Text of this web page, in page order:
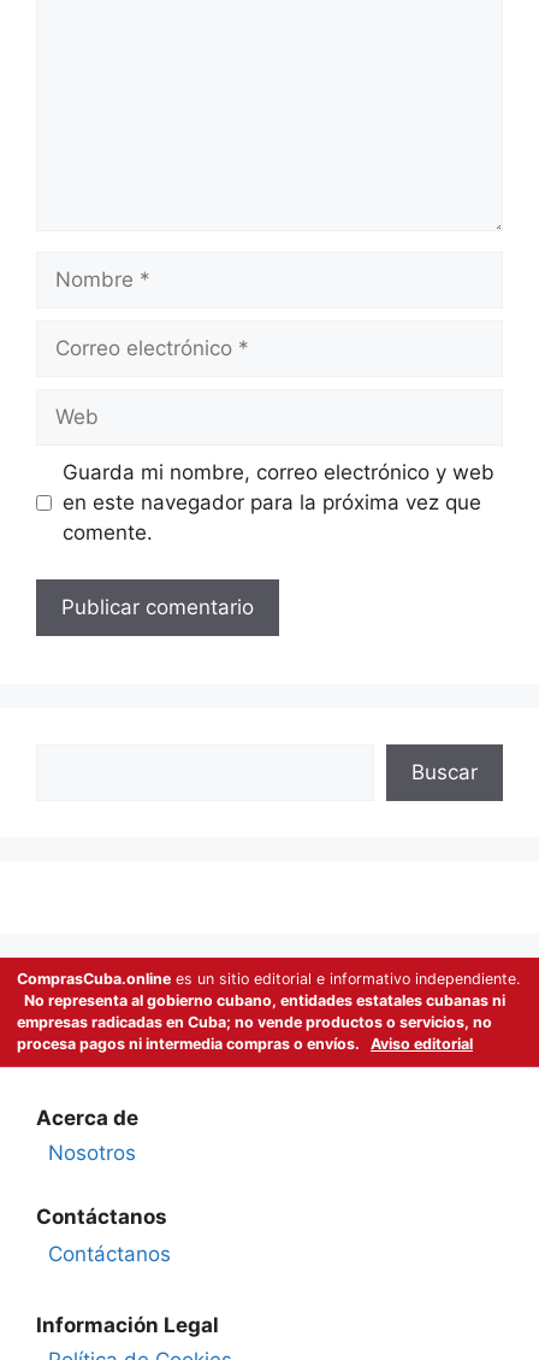
Nombre
Correo
Web
Guarda mi nombre, correo electrónico y web
en este navegador para la próxima vez que
comente.
Buscar
ComprasCuba.online es un sitio editorial e informativo independiente.
No representa al gobierno cubano, entidades estatales cubanas ni
empresas radicadas en Cuba; no vende productos o servicios, no
procesa pagos ni intermedia compras o envíos.
Aviso editorial
Acerca de
Nosotros
Contáctanos
Contáctanos
Información Legal